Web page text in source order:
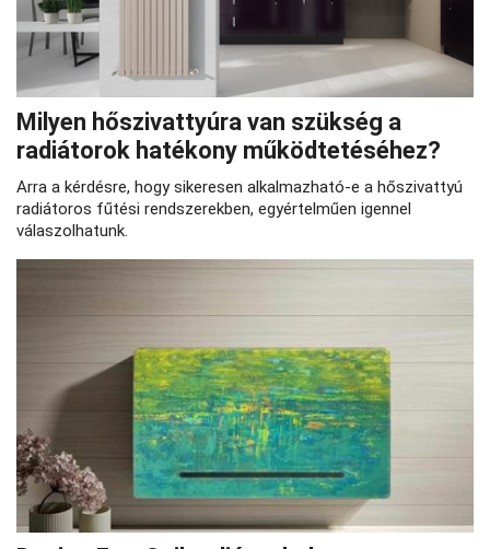
Milyen hőszivattyúra van szükség a
radiátorok hatékony működtetéséhez?
Arra a kérdésre, hogy sikeresen alkalmazható-e a hőszivattyú
radiátoros fűtési rendszerekben, egyértelműen igennel
válaszolhatunk.